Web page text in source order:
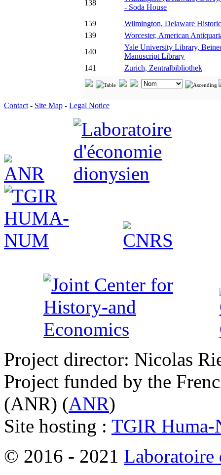
138
- Soda House
159
Wilmington, Delaware
139
Worcester, American
140
Yale University Library,
Manuscript Library
141
Zurich, Zentralbibliothek
Contact - Site Map - Legal Notice
Project director: Nicolas
Project funded by the
(ANR) (ANR)
Site hosting : TGIR Huma-
© 2016 - 2021 Laboratoire